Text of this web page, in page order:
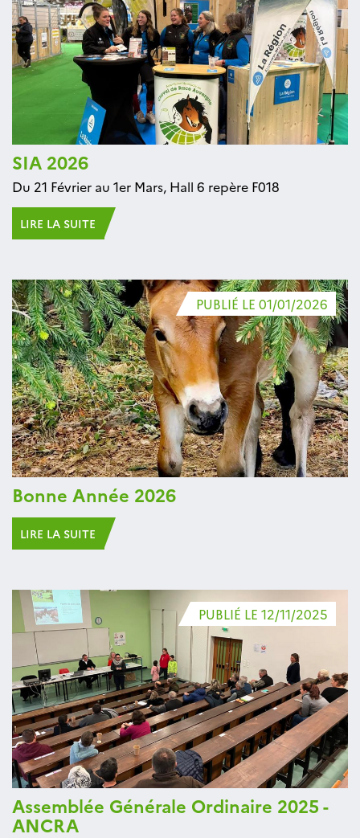
SIA 2026
Du 21 Février au 1er Mars, Hall 6 repère F018
LIRE LA SUITE
PUBLIÉ LE 01/01/2026
Bonne Année 2026
LIRE LA SUITE
PUBLIÉ LE 12/11/2025
Assemblée Générale Ordinaire 2025 -
ANCRA